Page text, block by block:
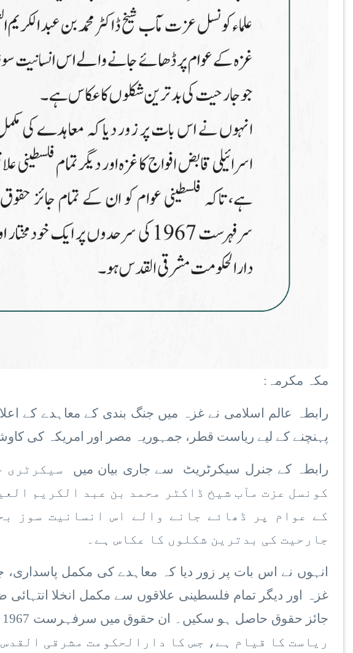
مکہ مکرمہ :
رابطہ عالم اسلامی نے غزہ میں جنگ بندی کے معاہدے کے
پہنچنے کے لیے ریاست قطر، جمہوریہ مصر اور امریکہ کی
رابطہ کے جنرل سیکرٹریٹ سے جاری بیان میں
سیکرٹری
کونسل عزت مآب شیخ ڈاکٹر محمد بن عبد الکریم
کے عوام پر ڈھائے جانے والے اس انسانیت سوز
جارحیت کی بدترین شکلوں کا عکاس ہے۔
انہوں نے اس بات پر زور دیا کہ معاہدے کی مکمل پاسداری،
غزہ اور دیگر تمام فلسطینی علاقوں سے مکمل انخلا
ریاست کا قیام ہے، جس کا دارالحکومت مشرقی